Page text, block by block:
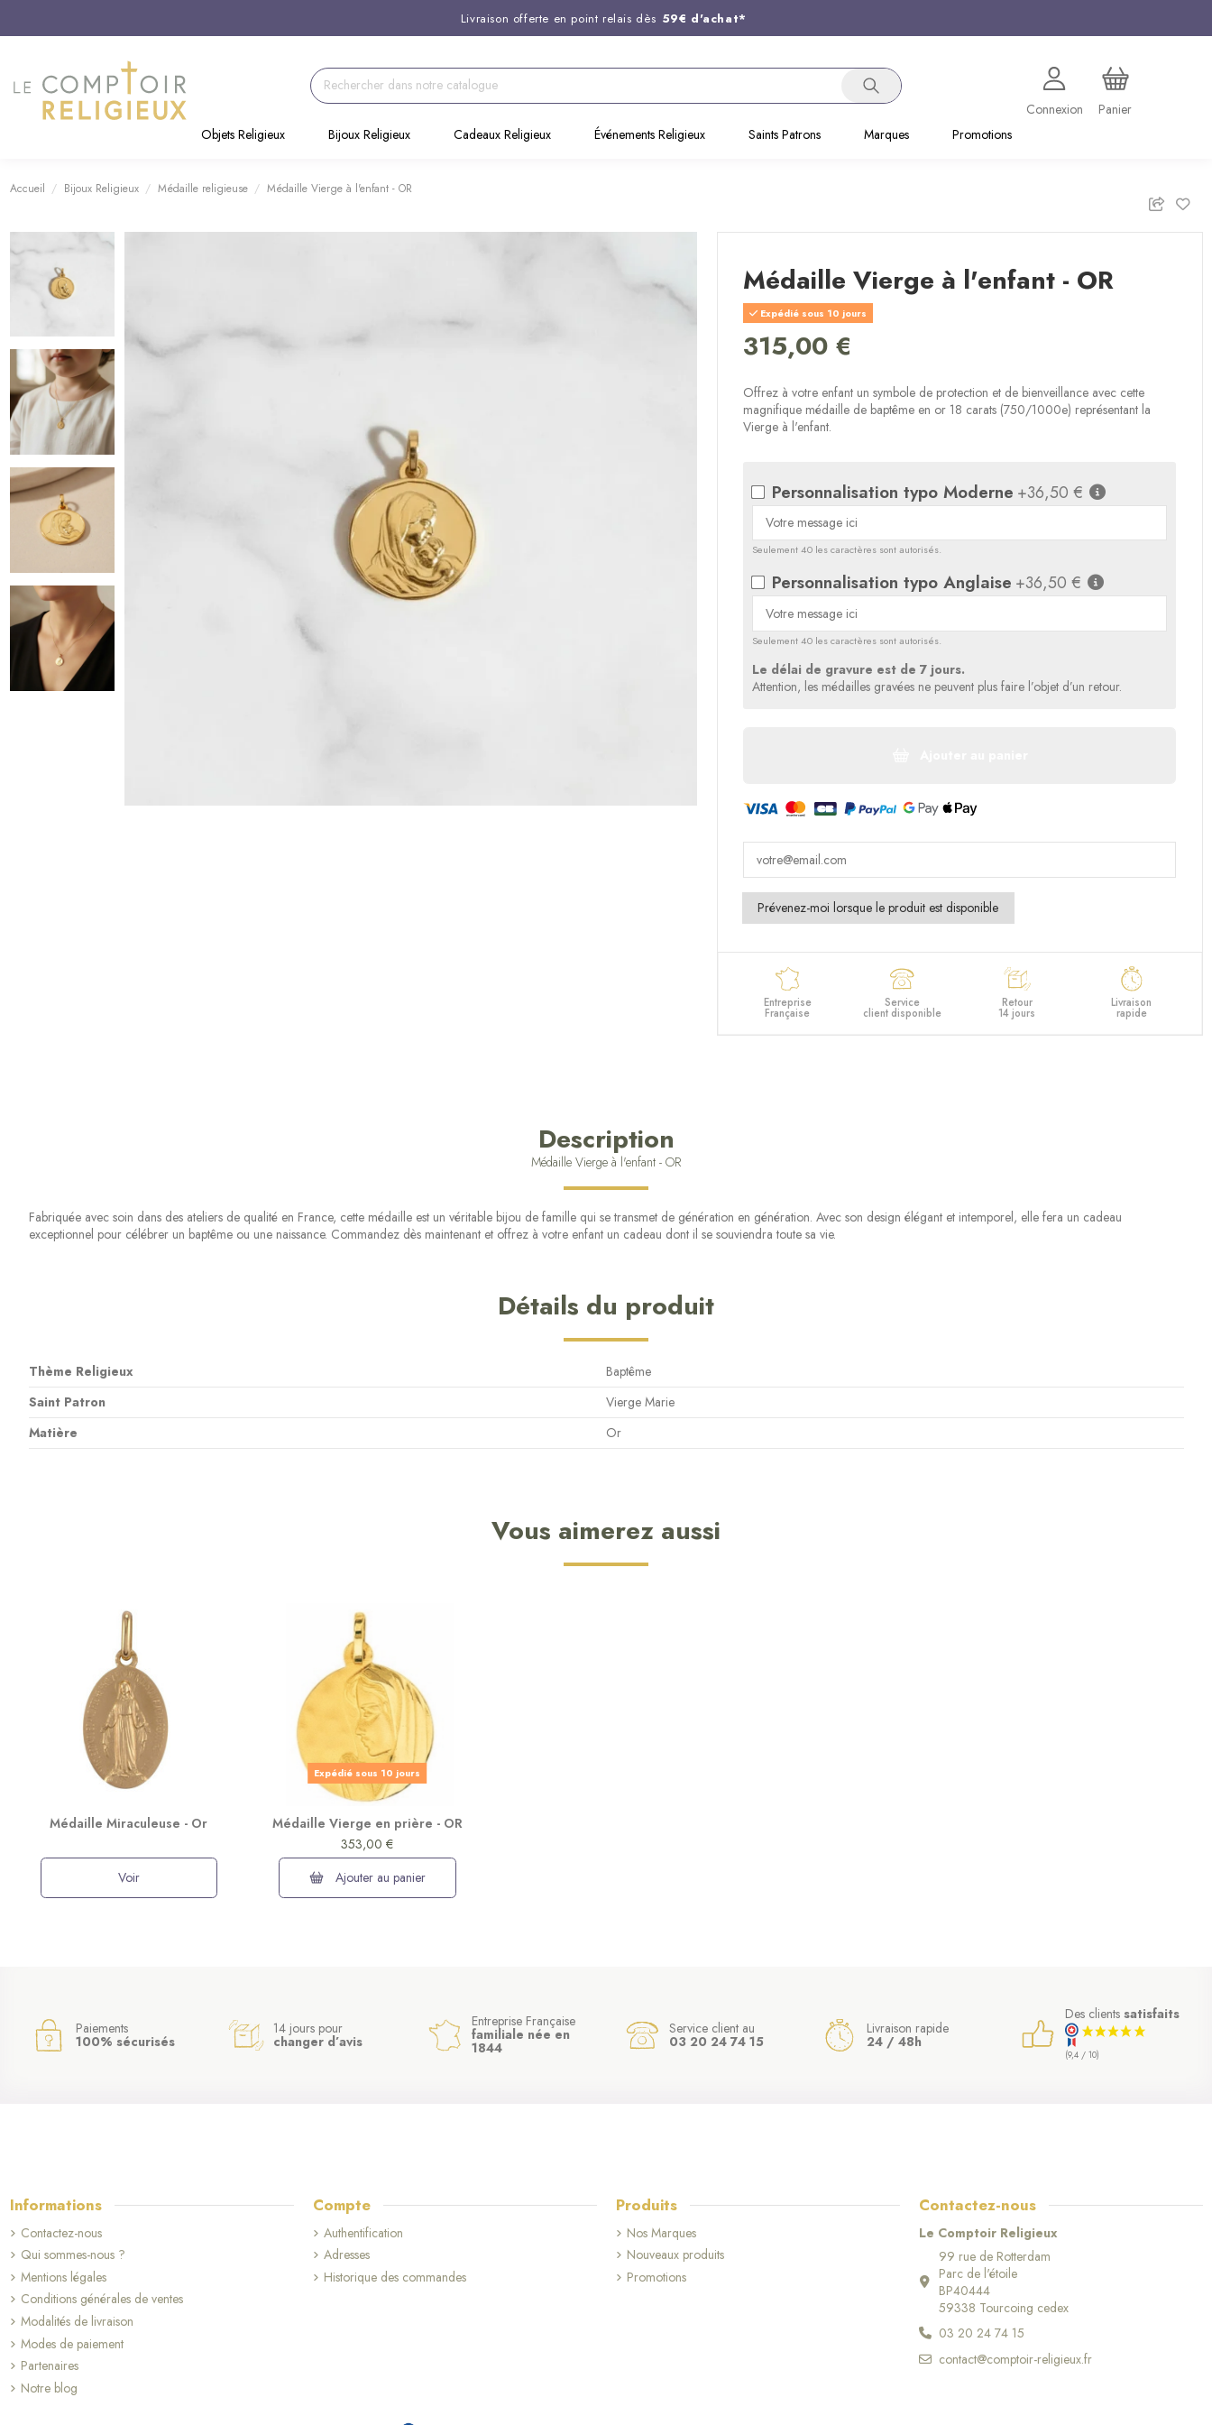
Entreprise Française familiale née en 1844
Connexion
Panier
Objets Religieux
Bijoux Religieux Cadeaux Religieux Événements Religieux Saints Patrons Marques Promotions
Accueil Bijoux Religieux Médaille religieuse Médaille Vierge à l'enfant - OR
Médaille Vierge à l'enfant - OR
Expédié sous 10 jours
315,00 €
Offrez à votre enfant un symbole de protection et de bienveillance avec cette
magnifique médaille de baptême en or 18 carats (750/1000e) représentant la
Vierge à l'enfant.
Personnalisation typo Moderne +36,50 €
Seulement 40 les caractères sont autorisés.
Personnalisation typo Anglaise +36,50 €
Seulement 40 les caractères sont autorisés.
Le délai de gravure est de 7 jours.
Attention, les médailles gravées ne peuvent plus faire l’objet d’un retour.
Entreprise
Française
Service
client disponible
Retour
14 jours
Livraison
rapide
Description
Médaille Vierge à l'enfant - OR
Fabriquée avec soin dans des ateliers de qualité en France, cette médaille est un véritable bijou de famille qui se transmet de génération en génération. Avec son design élégant et intemporel, elle fera un cadeau
exceptionnel pour célébrer un baptême ou une naissance. Commandez dès maintenant et offrez à votre enfant un cadeau dont il se souviendra toute sa vie.
Détails du produit
Thème Religieux
Baptême
Saint Patron
Vierge Marie
Matière
Or
Vous aimerez aussi
Médaille Miraculeuse - Or
Voir
Expédié sous 10 jours
Médaille Vierge en prière - OR
353,00 €
Ajouter au panier
Paiements
100% sécurisés
14 jours pour
changer d’avis
Entreprise Française
familiale née en
1844
Service client au
03 20 24 74 15
Livraison rapide
24 / 48h
Des clients satisfaits
(9,4 / 10)
Informations
Contactez-nous
Qui sommes-nous ?
Mentions légales
Conditions générales de ventes
Modalités de livraison
Modes de paiement
Partenaires
Notre blog
Compte
Authentification
Adresses
Historique des commandes
Produits
Nos Marques
Nouveaux produits
Promotions
Contactez-nous
Le Comptoir Religieux
99 rue de Rotterdam
Parc de l'étoile
BP40444
59338 Tourcoing cedex
03 20 24 74 15
contact@comptoir-religieux.fr